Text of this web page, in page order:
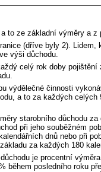
to ze základní výměry a z
(dříve byly 2).
výši důchodu.
celý rok doby pojištění
výdělečné činnosti
a to za každých celých
starobního důchodu za
při jeho souběžném
dnů nebo při
za každých 180
je procentní
během posledního roku